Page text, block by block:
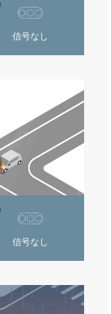
信号なし
信号なし